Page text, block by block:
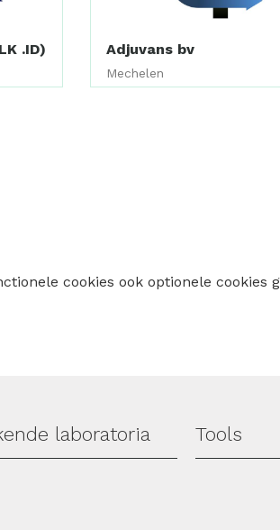
.ID) Adjuvans bv
Mechelen
cookies ook optionele cookies
laboratoria Tools